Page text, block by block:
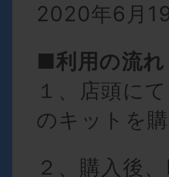
2020年6月
■利用の流れ
１、店頭に
のキットを
２、購入後